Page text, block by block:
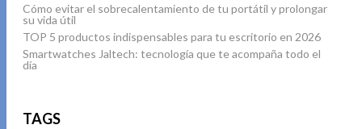
Cómo evitar el sobrecalentamiento de tu portátil y prolongar
su vida útil
TOP 5 productos indispensables para tu escritorio en 2026
Smartwatches Jaltech: tecnología que te acompaña todo el
día
TAGS